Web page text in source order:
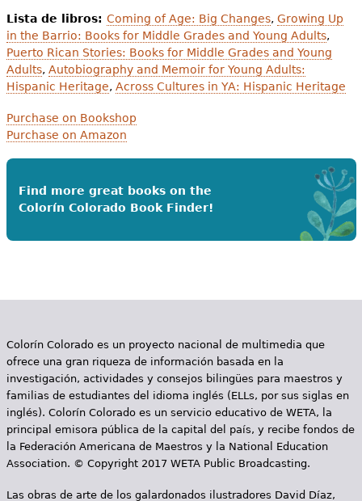
Lista de libros: Coming of Age: Big Changes, Growing Up
in the Barrio: Books for Middle Grades and Young Adults,
Puerto Rican Stories: Books for Middle Grades and Young
Adults, Autobiography and Memoir for Young Adults:
Hispanic Heritage, Across Cultures in YA: Hispanic Heritage
Purchase on Bookshop
Purchase on Amazon
Find more great books on the
Colorín Colorado Book Finder!
Colorín Colorado es un proyecto nacional de multimedia que
ofrece una gran riqueza de información basada en la
investigación, actividades y consejos bilingües para maestros y
familias de estudiantes del idioma inglés (ELLs, por sus siglas en
inglés). Colorín Colorado es un servicio educativo de WETA, la
principal emisora pública de la capital del país, y recibe fondos de
la Federación Americana de Maestros y la National Education
Association. © Copyright 2017 WETA Public Broadcasting.
Las obras de arte de los galardonados ilustradores David Díaz,